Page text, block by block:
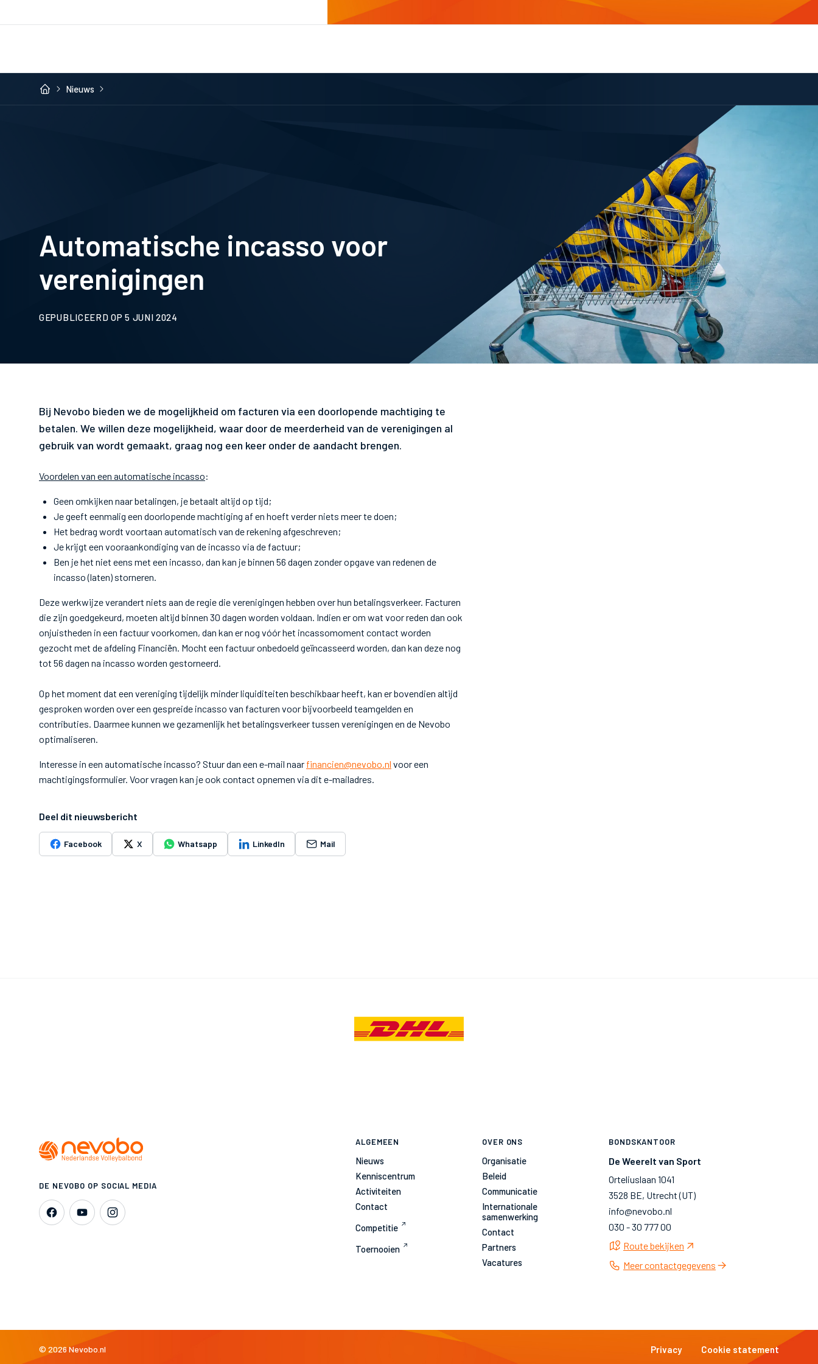
Nieuws
Automatische incasso voor
verenigingen
GEPUBLICEERD OP 5 JUNI 2024
Bij Nevobo bieden we de mogelijkheid om facturen via een doorlopende machtiging te
betalen. We willen deze mogelijkheid, waar door de meerderheid van de verenigingen al
gebruik van wordt gemaakt, graag nog een keer onder de aandacht brengen.
Voordelen van een automatische incasso:
Geen omkijken naar betalingen, je betaalt altijd op tijd;
Je geeft eenmalig een doorlopende machtiging af en hoeft verder niets meer te doen;
Het bedrag wordt voortaan automatisch van de rekening afgeschreven;
Je krijgt een vooraankondiging van de incasso via de factuur;
Ben je het niet eens met een incasso, dan kan je binnen 56 dagen zonder opgave van redenen de
incasso (laten) storneren.
Deze werkwijze verandert niets aan de regie die verenigingen hebben over hun betalingsverkeer. Facturen
die zijn goedgekeurd, moeten altijd binnen 30 dagen worden voldaan. Indien er om wat voor reden dan ook
onjuistheden in een factuur voorkomen, dan kan er nog vóór het incassomoment contact worden
gezocht met de afdeling Financiën. Mocht een factuur onbedoeld geïncasseerd worden, dan kan deze nog
tot 56 dagen na incasso worden gestorneerd.
Op het moment dat een vereniging tijdelijk minder liquiditeiten beschikbaar heeft, kan er bovendien altijd
gesproken worden over een gespreide incasso van facturen voor bijvoorbeeld teamgelden en
contributies. Daarmee kunnen we gezamenlijk het betalingsverkeer tussen verenigingen en de Nevobo
optimaliseren.
Interesse in een automatische incasso? Stuur dan een e-mail naar financien@nevobo.nl voor een
machtigingsformulier. Voor vragen kan je ook contact opnemen via dit e-mailadres.
Deel dit nieuwsbericht
Facebook X Whatsapp LinkedIn Mail
DE NEVOBO OP SOCIAL MEDIA
ALGEMEEN
Nieuws
Kenniscentrum
Activiteiten
Contact
Competitie
Toernooien
OVER ONS
Organisatie
Beleid
Communicatie
Internationale
samenwerking
Contact
Partners
Vacatures
BONDSKANTOOR
De Weerelt van Sport
Orteliuslaan 1041
3528 BE, Utrecht (UT)
info@nevobo.nl
030 - 30 777 00
Route bekijken
Meer contactgegevens
© 2026 Nevobo.nl Privacy Cookie statement